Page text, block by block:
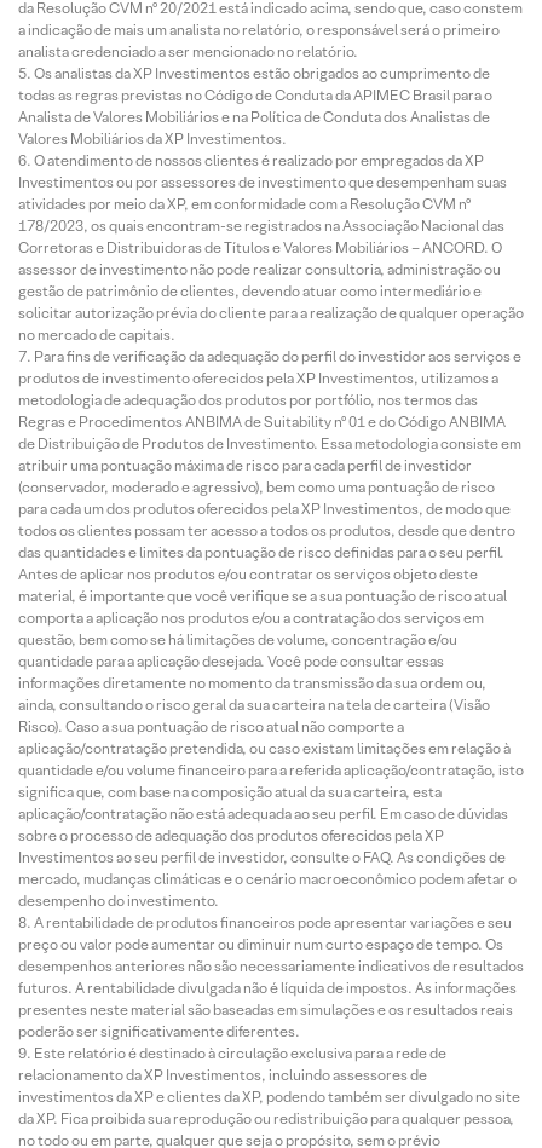
da Resolução CVM nº 20/2021 está indicado acima, sendo que, caso constem
a indicação de mais um analista no relatório, o responsável será o primeiro
analista credenciado a ser mencionado no relatório.
Os analistas da XP Investimentos estão obrigados ao cumprimento de
todas as regras previstas no Código de Conduta da APIMEC Brasil para o
Analista de Valores Mobiliários e na Política de Conduta dos Analistas de
Valores Mobiliários da XP Investimentos.
O atendimento de nossos clientes é realizado por empregados da XP
Investimentos ou por assessores de investimento que desempenham suas
atividades por meio da XP, em conformidade com a Resolução CVM nº
178/2023, os quais encontram-se registrados na Associação Nacional das
Corretoras e Distribuidoras de Títulos e Valores Mobiliários – ANCORD. O
assessor de investimento não pode realizar consultoria, administração ou
gestão de patrimônio de clientes, devendo atuar como intermediário e
solicitar autorização prévia do cliente para a realização de qualquer operação
no mercado de capitais.
Para fins de verificação da adequação do perfil do investidor aos serviços e
produtos de investimento oferecidos pela XP Investimentos, utilizamos a
metodologia de adequação dos produtos por portfólio, nos termos das
Regras e Procedimentos ANBIMA de Suitability nº 01 e do Código ANBIMA
de Distribuição de Produtos de Investimento. Essa metodologia consiste em
atribuir uma pontuação máxima de risco para cada perfil de investidor
(conservador, moderado e agressivo), bem como uma pontuação de risco
para cada um dos produtos oferecidos pela XP Investimentos, de modo que
todos os clientes possam ter acesso a todos os produtos, desde que dentro
das quantidades e limites da pontuação de risco definidas para o seu perfil.
Antes de aplicar nos produtos e/ou contratar os serviços objeto deste
material, é importante que você verifique se a sua pontuação de risco atual
comporta a aplicação nos produtos e/ou a contratação dos serviços em
questão, bem como se há limitações de volume, concentração e/ou
quantidade para a aplicação desejada. Você pode consultar essas
informações diretamente no momento da transmissão da sua ordem ou,
ainda, consultando o risco geral da sua carteira na tela de carteira (Visão
Risco). Caso a sua pontuação de risco atual não comporte a
aplicação/contratação pretendida, ou caso existam limitações em relação à
quantidade e/ou volume financeiro para a referida aplicação/contratação, isto
significa que, com base na composição atual da sua carteira, esta
aplicação/contratação não está adequada ao seu perfil. Em caso de dúvidas
sobre o processo de adequação dos produtos oferecidos pela XP
Investimentos ao seu perfil de investidor, consulte o FAQ. As condições de
mercado, mudanças climáticas e o cenário macroeconômico podem afetar o
desempenho do investimento.
A rentabilidade de produtos financeiros pode apresentar variações e seu
preço ou valor pode aumentar ou diminuir num curto espaço de tempo. Os
desempenhos anteriores não são necessariamente indicativos de resultados
futuros. A rentabilidade divulgada não é líquida de impostos. As informações
presentes neste material são baseadas em simulações e os resultados reais
poderão ser significativamente diferentes.
Este relatório é destinado à circulação exclusiva para a rede de
relacionamento da XP Investimentos, incluindo assessores de
investimentos da XP e clientes da XP, podendo também ser divulgado no site
da XP. Fica proibida sua reprodução ou redistribuição para qualquer pessoa,
no todo ou em parte, qualquer que seja o propósito, sem o prévio